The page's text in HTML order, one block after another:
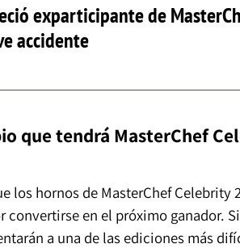
exparticipante de
accidente
que tendrá MasterChef
los hornos de MasterChef Celebrity
en el próximo ganador.
a una de las ediciones más